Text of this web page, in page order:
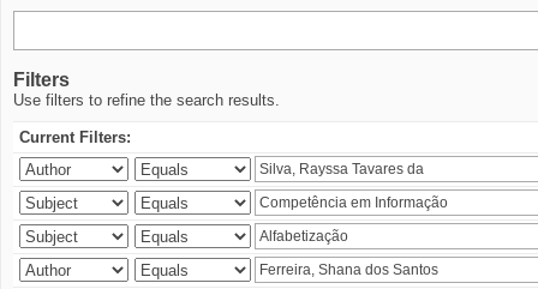
Filters
Use filters to refine the search results.
Current Filters: